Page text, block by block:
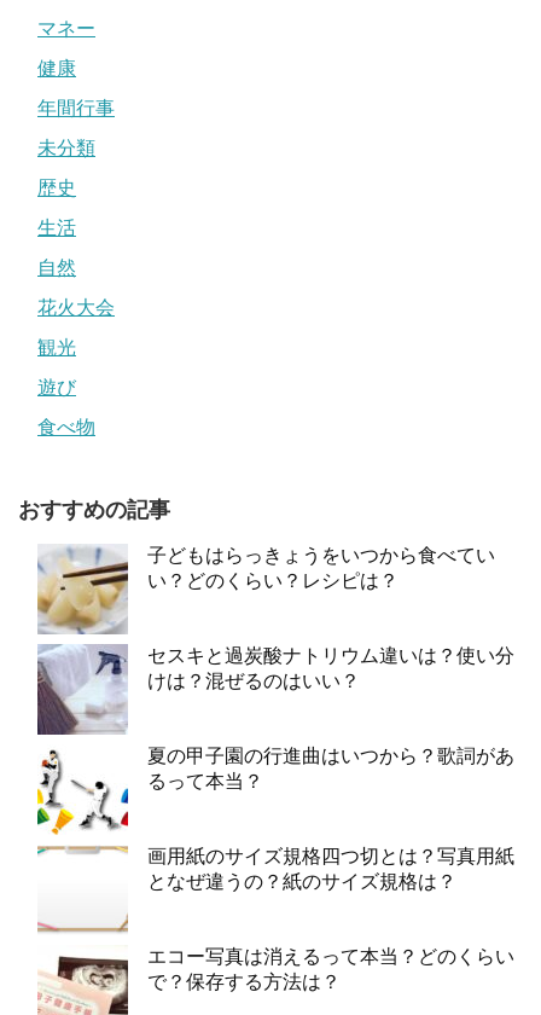
マネー
健康
年間行事
未分類
歴史
生活
自然
花火大会
観光
遊び
食べ物
おすすめの記事
子どもはらっきょうをいつから食べてい
い？どのくらい？レシピは？
セスキと過炭酸ナトリウム違いは？使い分
けは？混ぜるのはいい？
夏の甲子園の行進曲はいつから？歌詞があ
るって本当？
画用紙のサイズ規格四つ切とは？写真用紙
となぜ違うの？紙のサイズ規格は？
エコー写真は消えるって本当？どのくらい
で？保存する方法は？